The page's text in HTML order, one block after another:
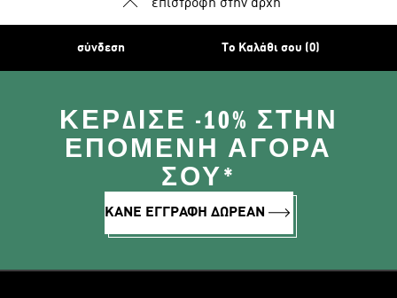
επιστροφή στην αρχή
σύνδεση Το Καλάθι σου (0)
ΚΈΡΔΙΣΕ -10% ΣΤΗΝ
ΕΠΌΜΕΝΗ ΑΓΟΡΆ
ΣΟΥ*
ΚΑΝΕ ΕΓΓΡΑΦΗ ΔΩΡΕΑΝ